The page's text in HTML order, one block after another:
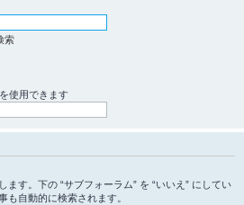
索
使用できます
す。下の “サブフォーラム” を “いいえ” にしてい
も自動的に検索されます。